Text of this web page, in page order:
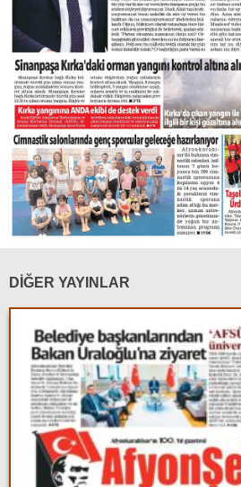
DİĞER YAYINLAR